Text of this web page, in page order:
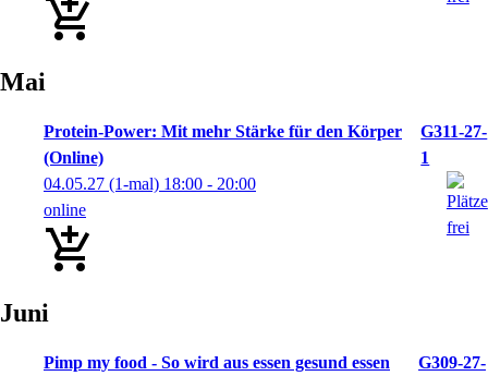
Mai
Protein-Power: Mit mehr Stärke für den Körper
(Online)
G311-27-
1
04.05.27 (1-mal) 18:00 - 20:00
online
Juni
Pimp my food - So wird aus essen gesund essen
G309-27-